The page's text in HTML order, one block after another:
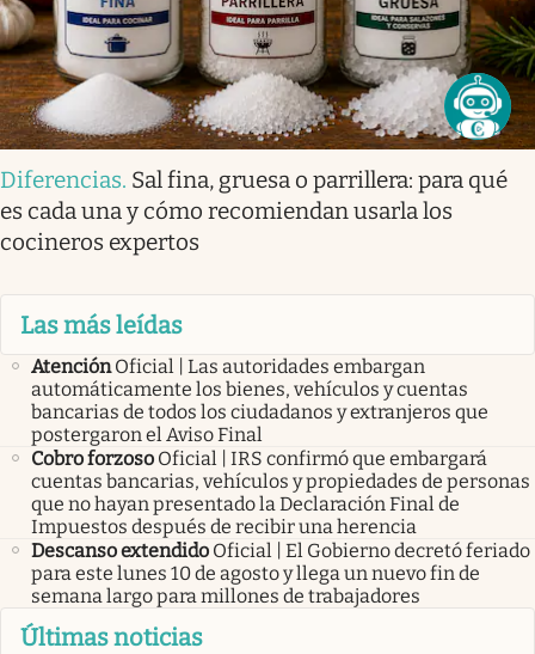
Diferencias. Sal fina, gruesa o parrillera: para qué
es cada una y cómo recomiendan usarla los
cocineros expertos
Las más leídas
Atención Oficial | Las autoridades embargan
automáticamente los bienes, vehículos y cuentas
bancarias de todos los ciudadanos y extranjeros que
postergaron el Aviso Final
Cobro forzoso Oficial | IRS confirmó que embargará
cuentas bancarias, vehículos y propiedades de personas
que no hayan presentado la Declaración Final de
Impuestos después de recibir una herencia
Descanso extendido Oficial | El Gobierno decretó feriado
para este lunes 10 de agosto y llega un nuevo fin de
semana largo para millones de trabajadores
Últimas noticias